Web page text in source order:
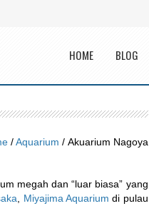
Main menu
HOME BLOG
/ Aquarium / Akuarium Nagoya
megah dan “luar biasa” yang
Miyajima Aquarium di pulau